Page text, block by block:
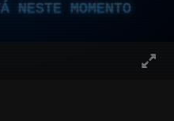
NESTE MOMENTO